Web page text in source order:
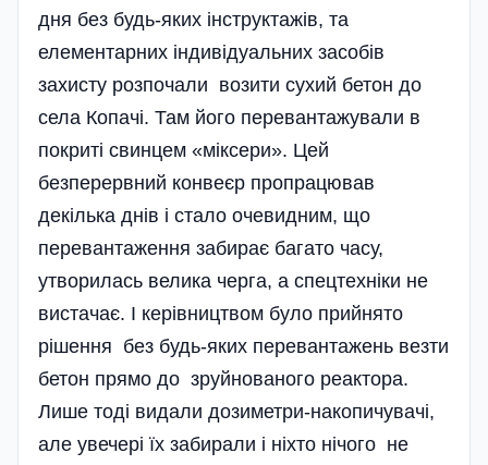
дня без будь-яких інструктажів, та
елементарних індивідуальних засобів
захисту розпочали возити сухий бетон до
села Копачі. Там його перевантажували в
покриті свинцем «міксери». Цей
безперервний конвеєр пропрацював
декілька днів і стало очевидним, що
перевантаження забирає багато часу,
утворилась велика черга, а спецтехніки не
вистачає. І кері­вництвом було прийнято
рішення без будь-яких перевантажень везти
бетон прямо до зруйнованого реактора.
Лише тоді видали дозиметри-накопичувачі,
але увечері їх забирали і ніхто нічого не